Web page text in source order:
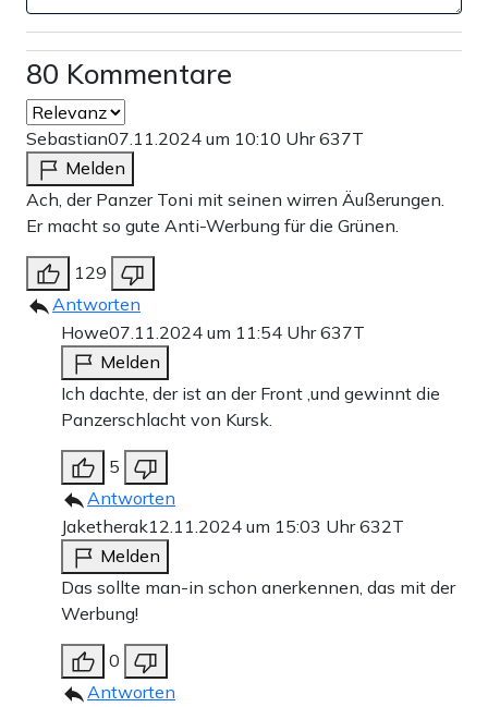
80 Kommentare
Sebastian07.11.2024 um 10:10 Uhr637T
Melden
Ach, der Panzer Toni mit seinen wirren Äußerungen.
Er macht so gute Anti-Werbung für die Grünen.
129
Antworten
Howe07.11.2024 um 11:54 Uhr637T
Melden
Ich dachte, der ist an der Front ,und gewinnt die
Panzerschlacht von Kursk.
5
Antworten
Jaketherak12.11.2024 um 15:03 Uhr632T
Melden
Das sollte man-in schon anerkennen, das mit der
Werbung!
0
Antworten